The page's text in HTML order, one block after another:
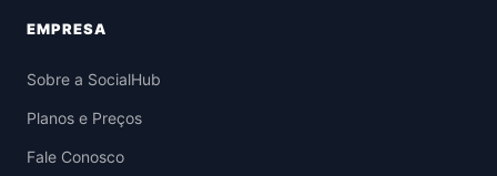
EMPRESA
Sobre a SocialHub
Planos e Preços
Fale Conosco